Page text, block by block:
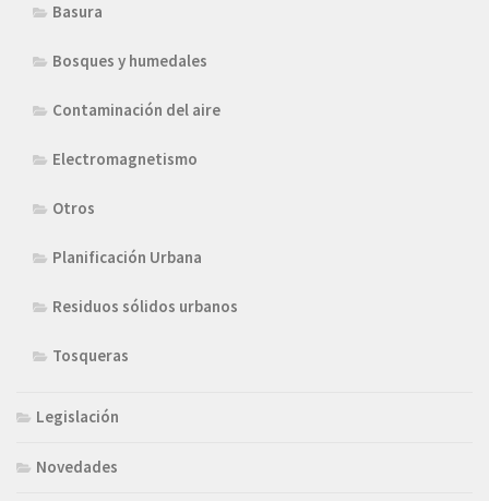
Basura
Bosques y humedales
Contaminación del aire
Electromagnetismo
Otros
Planificación Urbana
Residuos sólidos urbanos
Tosqueras
Legislación
Novedades